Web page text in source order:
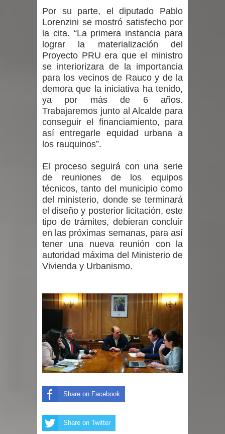
Por su parte, el diputado Pablo
Lorenzini se mostró satisfecho por
la cita. “La primera instancia para
lograr la materialización del
Proyecto PRU era que el ministro
se interiorizara de la importancia
para los vecinos de Rauco y de la
demora que la iniciativa ha tenido,
ya por más de 6 años.
Trabajaremos junto al Alcalde para
conseguir el financiamiento, para
así entregarle equidad urbana a
los rauquinos”.
El proceso seguirá con una serie
de reuniones de los equipos
técnicos, tanto del municipio como
del ministerio, donde se terminará
el diseño y posterior licitación, este
tipo de trámites, debieran concluir
en las próximas semanas, para así
tener una nueva reunión con la
autoridad máxima del Ministerio de
Vivienda y Urbanismo.
Share on Facebook
Share on Twitter